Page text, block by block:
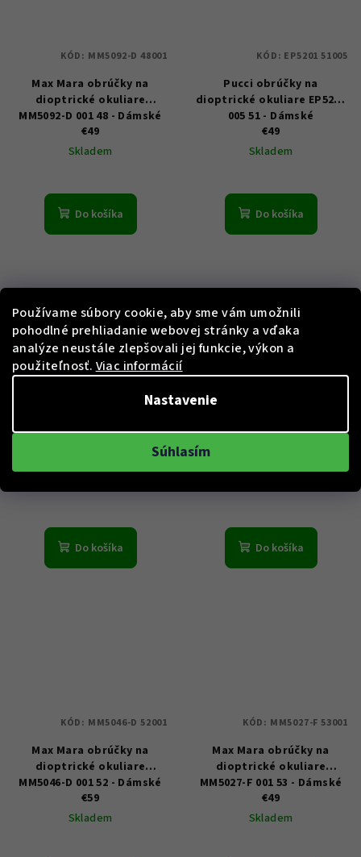
Používame súbory cookie, aby sme vám umožnili
pohodlné prehliadanie webovej stránky a vďaka
analýze neustále zlepšovali jej funkcie, výkon a
použiteľnosť. Viac informácií
Nastavenie
Súhlasím
Max Mara obrúčky na
dioptrické okuliare
MM5092-D 001 48 - Dámské
€49
Skladem
Do košíka
KÓD: MM5092-D 48001
Pucci obrúčky na
dioptrické okuliare EP5201
005 51 - Dámské
€49
Skladem
Do košíka
KÓD: EP5201 51005
dioptrické okuliare VL4148
Do košíka
dioptrické okuliare VST376
Do košíka
Max Mara obrúčky na
dioptrické okuliare
MM5046-D 001 52 - Dámské
€59
Skladem
KÓD: MM5046-D 52001
Max Mara obrúčky na
dioptrické okuliare
MM5027-F 001 53 - Dámské
€49
Skladem
KÓD: MM5027-F 53001